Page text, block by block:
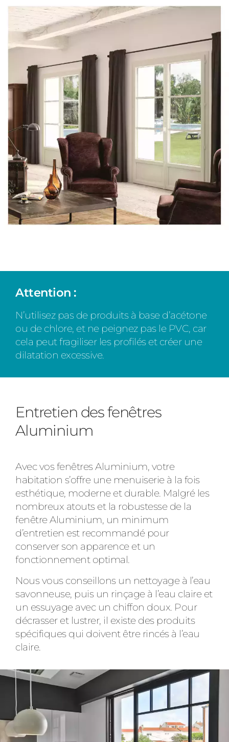
Attention :
N’utilisez pas de produits à base d’acétone
ou de chlore, et ne peignez pas le PVC, car
cela peut fragiliser les profilés et créer une
dilatation excessive.
Entretien des fenêtres
Aluminium
Avec vos fenêtres Aluminium, votre
habitation s’offre une menuiserie à la fois
esthétique, moderne et durable. Malgré les
nombreux atouts et la robustesse de la
fenêtre Aluminium, un minimum
d’entretien est recommandé pour
conserver son apparence et un
fonctionnement optimal.
Nous vous conseillons un nettoyage à l’eau
savonneuse, puis un rinçage à l’eau claire et
un essuyage avec un chiffon doux. Pour
décrasser et lustrer, il existe des produits
spécifiques qui doivent être rincés à l’eau
claire.